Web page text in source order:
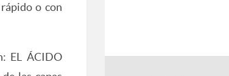
o con
EL ÁCIDO